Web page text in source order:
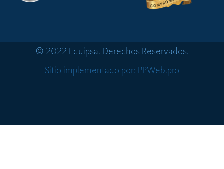
© 2022 Equipsa. Derechos Reservados.
Sitio implementado por: PPWeb.pro